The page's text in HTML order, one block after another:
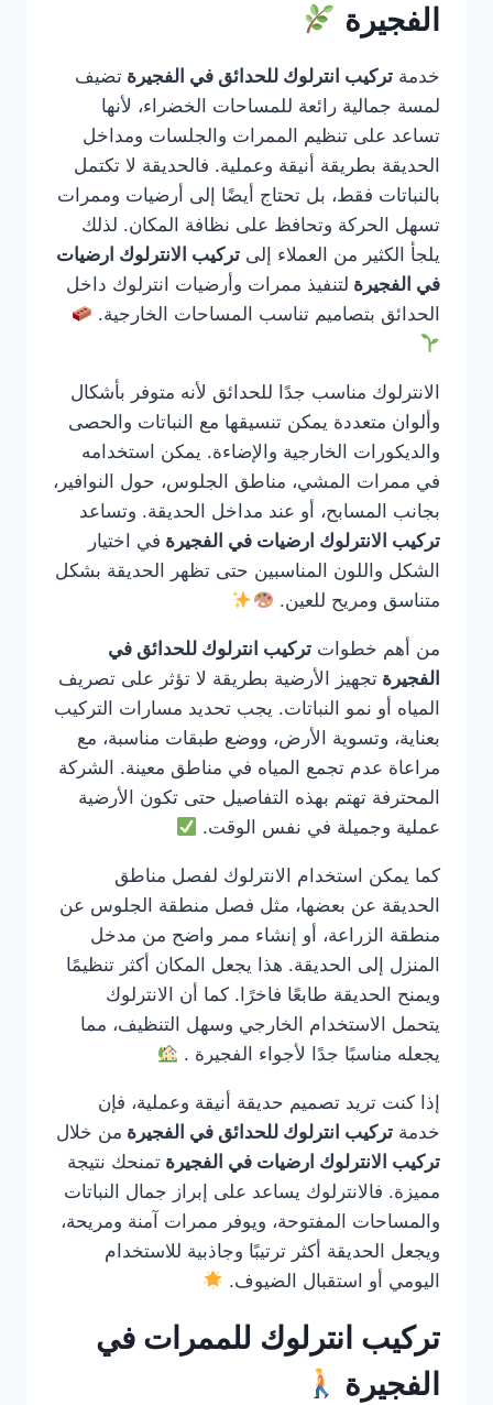
الفجيرة
خدمة تركيب انترلوك للحدائق في الفجيرة تضيف
لمسة جمالية رائعة للمساحات الخضراء، لأنها
تساعد على تنظيم الممرات والجلسات ومداخل
الحديقة بطريقة أنيقة وعملية. فالحديقة لا تكتمل
بالنباتات فقط، بل تحتاج أيضًا إلى أرضيات وممرات
تسهل الحركة وتحافظ على نظافة المكان. لذلك
يلجأ الكثير من العملاء إلى تركيب الانترلوك ارضيات
في الفجيرة لتنفيذ ممرات وأرضيات انترلوك داخل
الحدائق بتصاميم تناسب المساحات الخارجية.
الانترلوك مناسب جدًا للحدائق لأنه متوفر بأشكال
وألوان متعددة يمكن تنسيقها مع النباتات والحصى
والديكورات الخارجية والإضاءة. يمكن استخدامه
في ممرات المشي، مناطق الجلوس، حول النوافير،
بجانب المسابح، أو عند مداخل الحديقة. وتساعد
تركيب الانترلوك ارضيات في الفجيرة في اختيار
الشكل واللون المناسبين حتى تظهر الحديقة بشكل
متناسق ومريح للعين.
من أهم خطوات تركيب انترلوك للحدائق في
الفجيرة تجهيز الأرضية بطريقة لا تؤثر على تصريف
المياه أو نمو النباتات. يجب تحديد مسارات التركيب
بعناية، وتسوية الأرض، ووضع طبقات مناسبة، مع
مراعاة عدم تجمع المياه في مناطق معينة. الشركة
المحترفة تهتم بهذه التفاصيل حتى تكون الأرضية
عملية وجميلة في نفس الوقت.
كما يمكن استخدام الانترلوك لفصل مناطق
الحديقة عن بعضها، مثل فصل منطقة الجلوس عن
منطقة الزراعة، أو إنشاء ممر واضح من مدخل
المنزل إلى الحديقة. هذا يجعل المكان أكثر تنظيمًا
ويمنح الحديقة طابعًا فاخرًا. كما أن الانترلوك
يتحمل الاستخدام الخارجي وسهل التنظيف، مما
يجعله مناسبًا جدًا لأجواء الفجيرة .
إذا كنت تريد تصميم حديقة أنيقة وعملية، فإن
خدمة تركيب انترلوك للحدائق في الفجيرة من خلال
تركيب الانترلوك ارضيات في الفجيرة تمنحك نتيجة
مميزة. فالانترلوك يساعد على إبراز جمال النباتات
والمساحات المفتوحة، ويوفر ممرات آمنة ومريحة،
ويجعل الحديقة أكثر ترتيبًا وجاذبية للاستخدام
اليومي أو استقبال الضيوف.
تركيب انترلوك للممرات في
الفجيرة